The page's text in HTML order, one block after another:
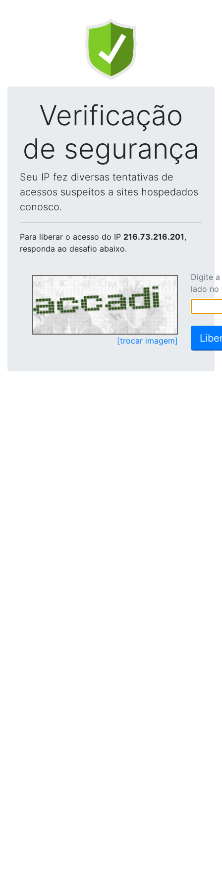
Verificação
de segurança
Seu IP fez diversas tentativas de
acessos suspeitos a sites hospedados
conosco.
Para liberar o acesso do IP 216.73.216.201,
responda ao desafio abaixo.
[trocar imagem]
Digite
lado no